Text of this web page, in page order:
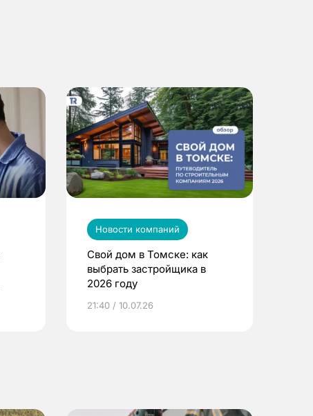
Новости компаний
Свой дом в Томске: как
выбрать застройщика в
2026 году
21:40 / 10.07.26